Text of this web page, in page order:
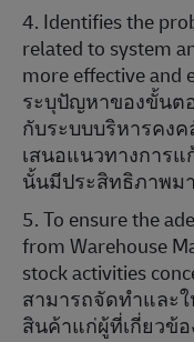
4. Identifies the
related to system
more effective and
ระบุปัญหาของขั้นต
กับระบบบริหารคง
เสนอแนวทางการ
นั้นมีประสิทธิภาพม
5. To ensure the
from Warehouse
stock activities
สามารถจัดทำและ
สินค้าแก่ผู้ที่เกี่ยวข้